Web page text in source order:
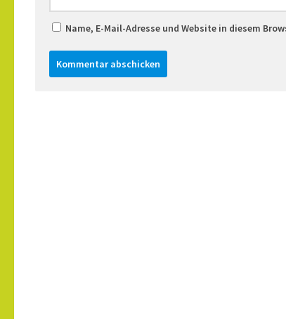
Name, E-Mail-Adresse und Website in diesem